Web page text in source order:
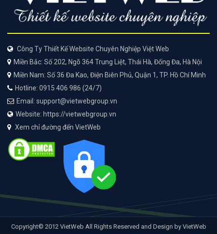
Công Ty Thiết Kế Website Chuyên Nghiệp Việt Web
Miền Bắc: Số 202, Ngõ 364 Trung Liệt, Thái Hà, Đống Đa, Hà Nội
Miền Nam: Số 36 Đa Kao, Điện Biên Phủ, Quận 1, TP. Hồ Chí Minh
Hotline: 0915 406 986 (24/7)
Email: support@vietwebgroup.vn
Website: https://vietwebgroup.vn
Xem chỉ đường đến VietWeb
Copyright© 2012 VietWeb All Rights Reserved and Design by VietWeb